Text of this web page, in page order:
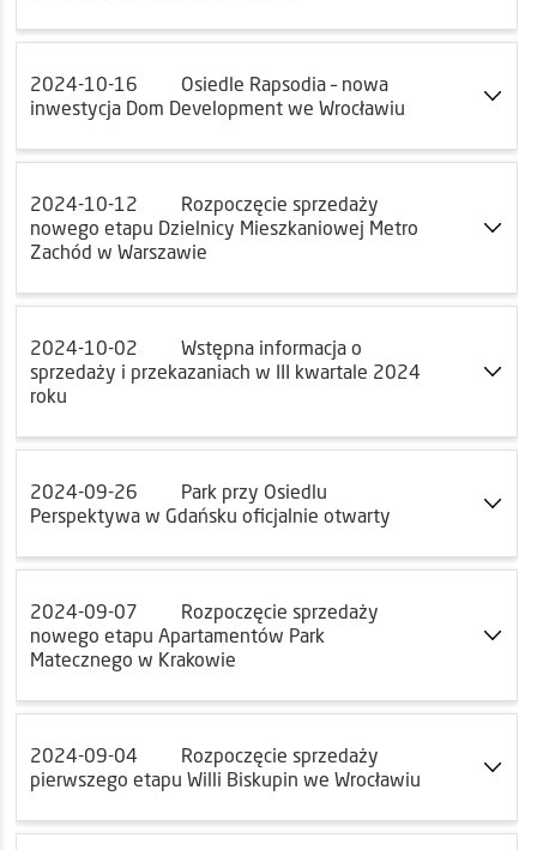
2024-10-16
Osiedle Rapsodia – nowa
inwestycja Dom Development we Wrocławiu
2024-10-12
Rozpoczęcie sprzedaży
nowego etapu Dzielnicy Mieszkaniowej Metro
Zachód w Warszawie
2024-10-02
Wstępna informacja o
sprzedaży i przekazaniach w III kwartale 2024
roku
2024-09-26
Park przy Osiedlu
Perspektywa w Gdańsku oficjalnie otwarty
2024-09-07
Rozpoczęcie sprzedaży
nowego etapu Apartamentów Park
Matecznego w Krakowie
2024-09-04
Rozpoczęcie sprzedaży
pierwszego etapu Willi Biskupin we Wrocławiu